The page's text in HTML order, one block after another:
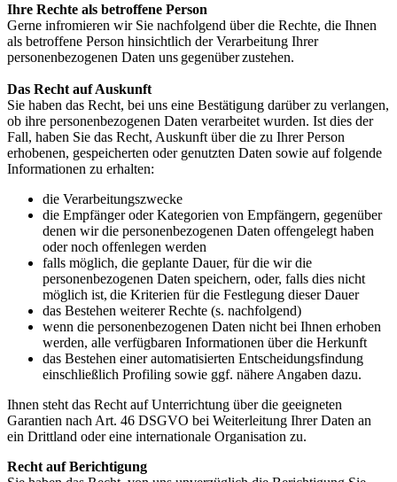
Ihre Rechte als betroffene Person
Gerne infromieren wir Sie nachfolgend über die Rechte, die Ihnen
als betroffene Person hinsichtlich der Verarbeitung Ihrer
personenbezogenen Daten uns gegenüber zustehen.
Das Recht auf Auskunft
Sie haben das Recht, bei uns eine Bestätigung darüber zu verlangen,
ob ihre personenbezogenen Daten verarbeitet wurden. Ist dies der
Fall, haben Sie das Recht, Auskunft über die zu Ihrer Person
erhobenen, gespeicherten oder genutzten Daten sowie auf folgende
Informationen zu erhalten:
die Verarbeitungszwecke
die Empfänger oder Kategorien von Empfängern, gegenüber
denen wir die personenbezogenen Daten offengelegt haben
oder noch offenlegen werden
falls möglich, die geplante Dauer, für die wir die
personenbezogenen Daten speichern, oder, falls dies nicht
möglich ist, die Kriterien für die Festlegung dieser Dauer
das Bestehen weiterer Rechte (s. nachfolgend)
wenn die personenbezogenen Daten nicht bei Ihnen erhoben
werden, alle verfügbaren Informationen über die Herkunft
das Bestehen einer automatisierten Entscheidungsfindung
einschließlich Profiling sowie ggf. nähere Angaben dazu.
Ihnen steht das Recht auf Unterrichtung über die geeigneten
Garantien nach Art. 46 DSGVO bei Weiterleitung Ihrer Daten an
ein Drittland oder eine internationale Organisation zu.
Recht auf Berichtigung